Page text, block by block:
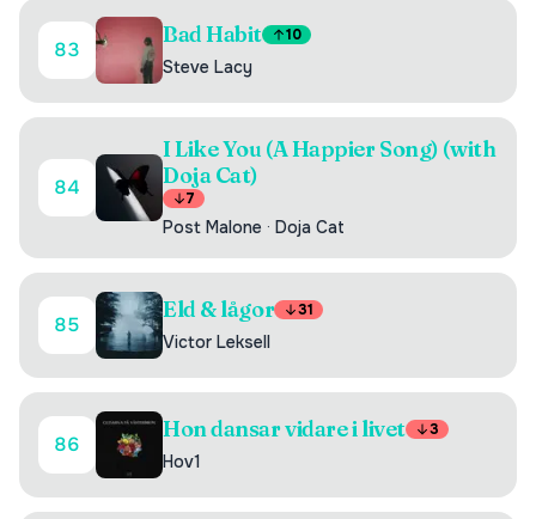
83
Bad Habit 10
Steve Lacy
84
I Like You (A Happier Song) (with
Doja Cat)
7
Post Malone · Doja Cat
85
Eld & lågor 31
Victor Leksell
86
Hon dansar vidare i livet 3
Hov1